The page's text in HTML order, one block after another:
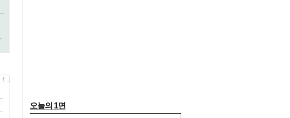
기관에 의존…통제 강화”
발언’ 서범수·진종오 징계절차 개시
’ 수사확대
존…통제 강화”
·진종오 징계절차 개시
오늘의 1면